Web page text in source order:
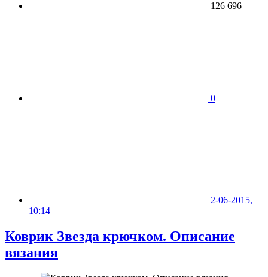
126 696
0
2-06-2015,
10:14
Коврик Звезда крючком. Описание
вязания